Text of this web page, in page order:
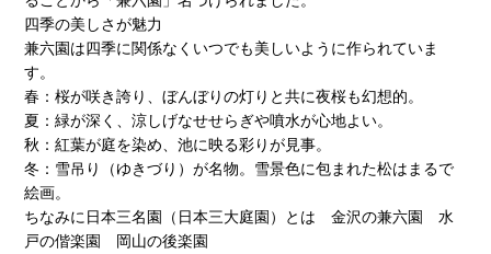
四季の美しさが魅力
兼六園は四季に関係なくいつでも美しいように作られていま
す。
春：桜が咲き誇り、ぼんぼりの灯りと共に夜桜も幻想的。
夏：緑が深く、涼しげなせせらぎや噴水が心地よい。
秋：紅葉が庭を染め、池に映る彩りが見事。
冬：雪吊り（ゆきづり）が名物。雪景色に包まれた松はまるで
絵画。
ちなみに日本三名園（日本三大庭園）とは 金沢の兼六園 水
戸の偕楽園 岡山の後楽園